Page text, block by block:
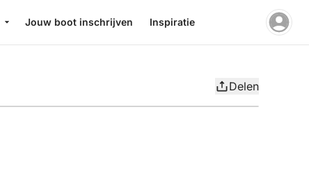
Jouw boot inschrijven Inspiratie
Delen